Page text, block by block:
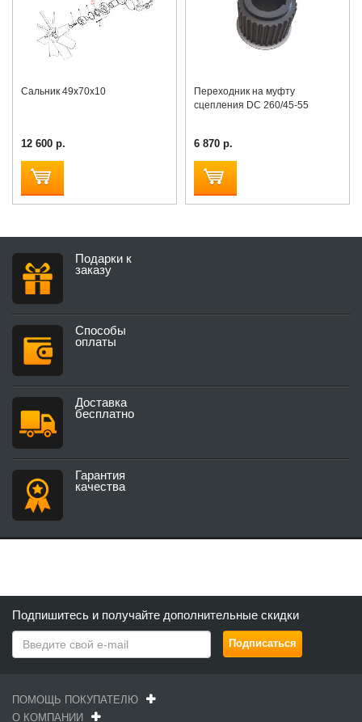
Сальник 49х70х10
12 600 р.
Переходник на муфту
сцепления DC 260/45-55
6 870 р.
Подарки к
заказу
Способы
оплаты
Доставка
бесплатно
Гарантия
качества
Подпишитесь и получайте дополнительные скидки
ПОМОЩЬ ПОКУПАТЕЛЮ
О КОМПАНИИ